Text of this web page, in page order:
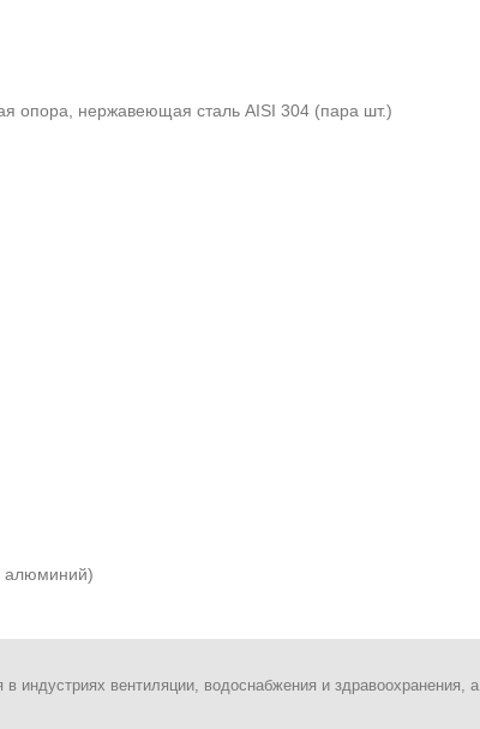
опора, нержавеющая сталь AISI 304 (пара шт.)
алюминий)
индустриях вентиляции, водоснабжения и